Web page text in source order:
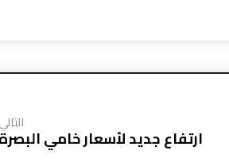
التالي
ارتفاع جديد لأسعار خامي البصرة